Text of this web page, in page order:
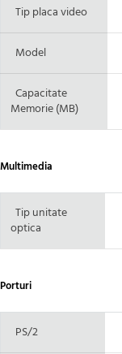
Tip placa video
Model
Capacitate
Memorie (MB)
Multimedia
Tip unitate
optica
Porturi
PS/2